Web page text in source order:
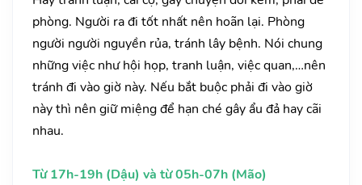
phòng. Người ra đi tốt nhất nên hoãn lại. Phòng
người người nguyền rủa, tránh lây bệnh. Nói chung
những việc như hội họp, tranh luận, việc quan,…nên
tránh đi vào giờ này. Nếu bắt buộc phải đi vào giờ
này thì nên giữ miệng để hạn ché gây ẩu đả hay cãi
nhau.
Từ 17h-19h (Dậu) và từ 05h-07h (Mão)